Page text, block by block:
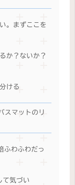
。まずここを
か？ないか？
ける
スマットのリ
ふわふわだっ
気づい